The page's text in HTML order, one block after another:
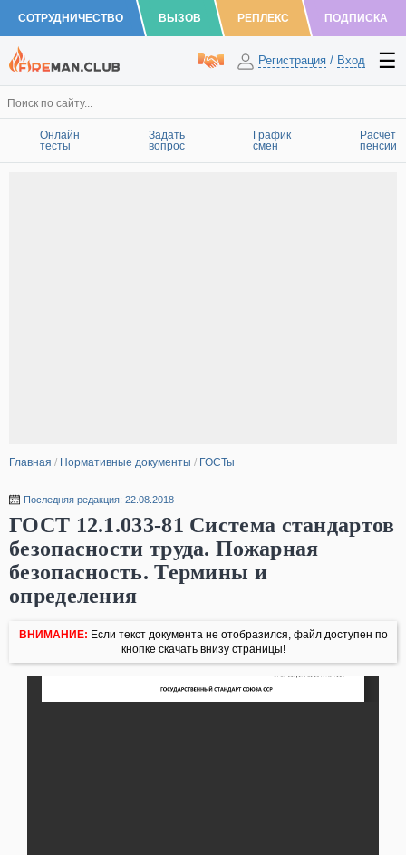
СОТРУДНИЧЕСТВО ВЫЗОВ РЕПЛЕКС ПОДПИСКА
Регистрация / Вход
Онлайн
тесты
Задать
вопрос
График
смен
Расчёт
пенсии
Главная / Нормативные документы / ГОСТы
Последняя редакция: 22.08.2018
ГОСТ 12.1.033-81 Система стандартов
безопасности труда. Пожарная
безопасность. Термины и
определения
ВНИМАНИЕ: Если текст документа не отобразился, файл доступен по
кнопке скачать внизу страницы!